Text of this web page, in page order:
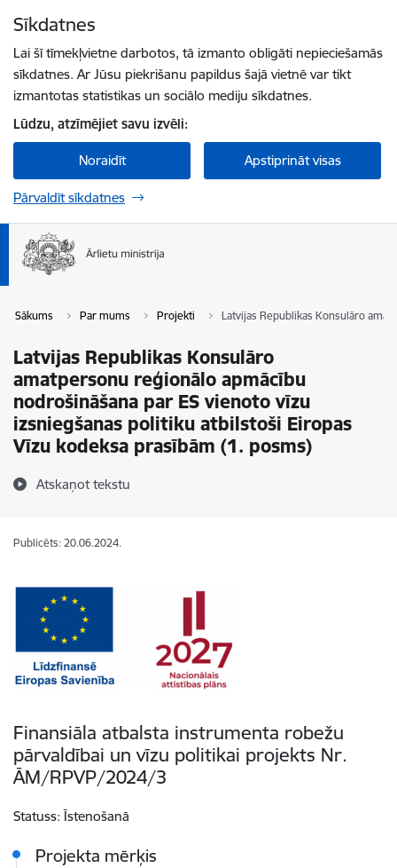
Sīkdatnes
Lai šī tīmekļvietne darbotos, tā izmanto obligāti nepieciešamās
sīkdatnes. Ar Jūsu piekrišanu papildus šajā vietnē var tikt
izmantotas statistikas un sociālo mediju sīkdatnes.
Lūdzu, atzīmējiet savu izvēli:
Noraidīt Apstiprināt visas
Pārvaldīt sīkdatnes
Sākums Par mums Projekti Latvijas Republikas Konsulāro
Latvijas Republikas Konsulāro
amatpersonu reģionālo apmācību
nodrošināšana par ES vienoto vīzu
izsniegšanas politiku atbilstoši Eiropas
Vīzu kodeksa prasībām (1. posms)
Atskaņot tekstu
Publicēts: 20.06.2024.
Finansiāla atbalsta instrumenta robežu
pārvaldībai un vīzu politikai projekts Nr.
ĀM/RPVP/2024/3
Statuss:Īstenošanā
Projekta mērķis